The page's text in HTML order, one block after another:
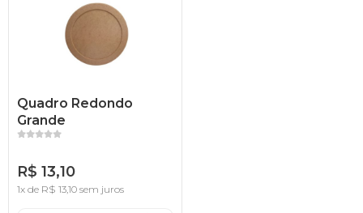
Quadro Redondo
Grande
R$ 13,10
1x de R$ 13,10 sem juros